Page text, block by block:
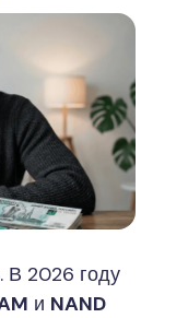
В 2026 году
и NAND